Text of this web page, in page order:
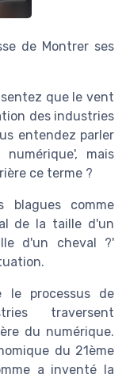
de Montrer ses
que le vent
des industries
entendez parler
mais
ce terme ?
blagues comme
de la taille d'un
d'un cheval ?'
le processus de
traversent
du numérique.
du 21ème
a inventé la